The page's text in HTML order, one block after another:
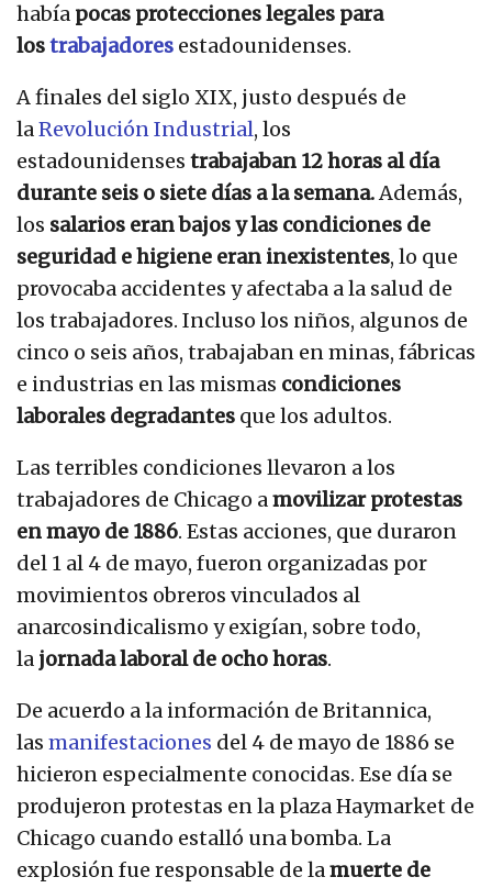
había pocas protecciones legales para
lostrabajadores estadounidenses.
A finales del siglo XIX, justo después de
laRevolución Industrial, los
estadounidenses trabajaban 12 horas al día
durante seis o siete días a la semana.Además,
los salarios eran bajos y las condiciones de
seguridad e higiene eran inexistentes, lo que
provocaba accidentes y afectaba a la salud de
los trabajadores. Incluso los niños, algunos de
cinco o seis años, trabajaban en minas, fábricas
e industrias en las mismas condiciones
laborales degradantes que los adultos.
Las terribles condiciones llevaron a los
trabajadores de Chicago amovilizar protestas
en mayo de 1886. Estas acciones, que duraron
del 1 al 4 de mayo, fueron organizadas por
movimientos obreros vinculados al
anarcosindicalismo y exigían, sobre todo,
la jornada laboral de ocho horas.
De acuerdo a la información de Britannica,
las manifestaciones del 4 de mayo de 1886 se
hicieron especialmente conocidas. Ese día se
produjeron protestas en la plaza Haymarket de
Chicago cuando estalló una bomba. La
explosión fue responsable de lamuerte de